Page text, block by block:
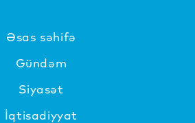
Əsas səhifə
Gündəm
Siyasət
İqtisadiyyat